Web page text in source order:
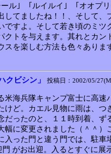
ール｣ ｢ルイルイ｣ ｢オオ
てましたね！！、そして
すよ。そして若き頃のミ
トを与えます。其れとカ
を楽しむ方法も色々あり
クビシン」 投稿日：2002/05/
海兵隊キャンプ富士に高
ど。カエル見物に雨は、つ
ったのと、１１時到着、
に変更されました（＾＾）
った門と違う門では、駐
がお出迎。入るとすぐに